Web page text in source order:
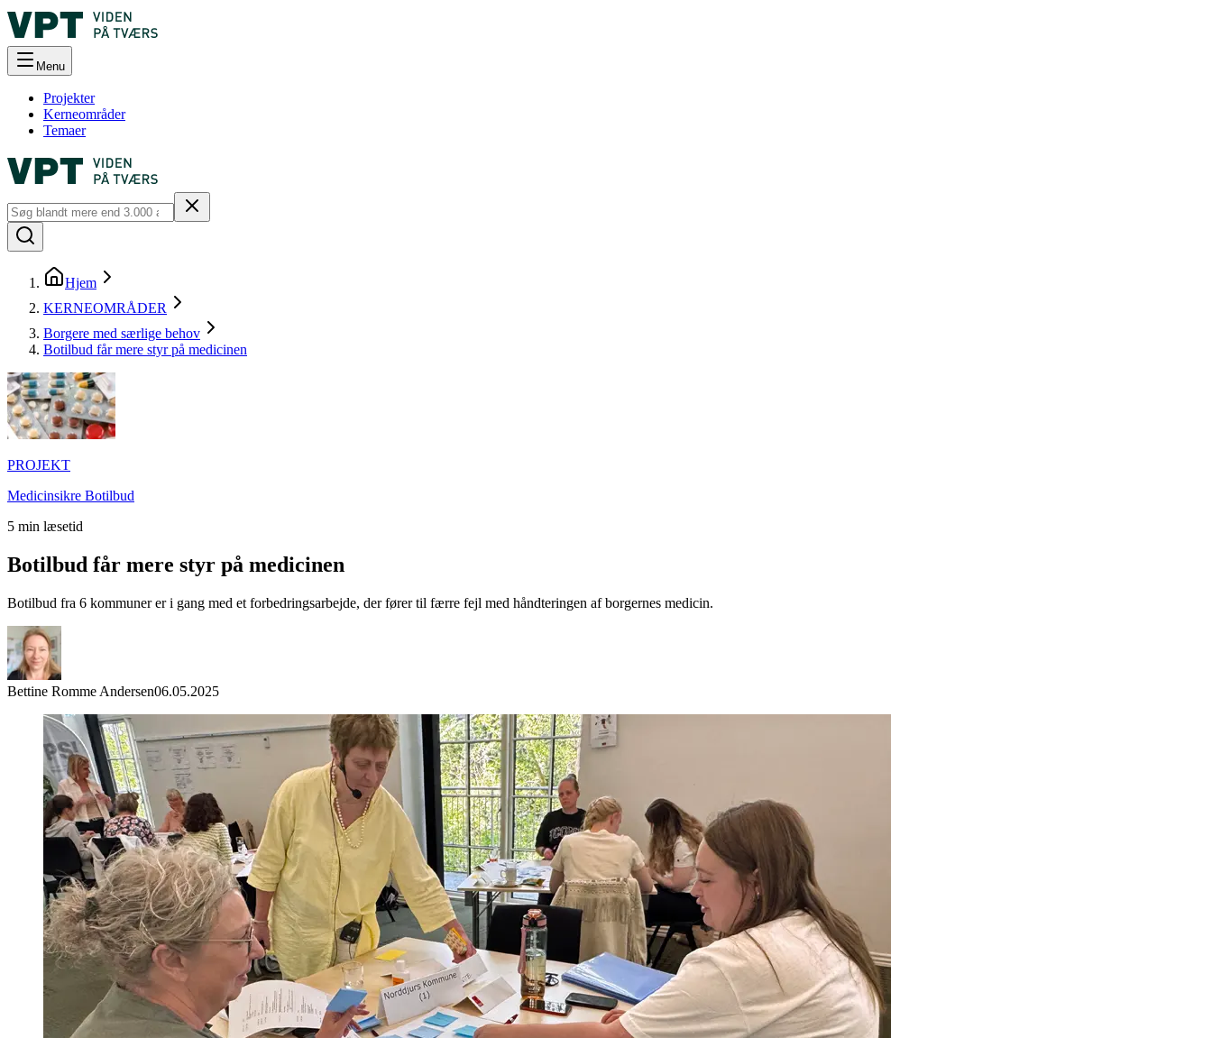
Menu
Projekter
Kerneområder
Temaer
Hjem
KERNEOMRÅDER
Borgere med særlige behov
Botilbud får mere styr på medicinen
PROJEKT
Medicinsikre Botilbud
5 min læsetid
Botilbud får mere styr på medicinen
Botilbud fra 6 kommuner er i gang med et forbedringsarbejde, der fører til færre fejl med håndteringen af borgernes medicin.
Bettine Romme Andersen06.05.2025